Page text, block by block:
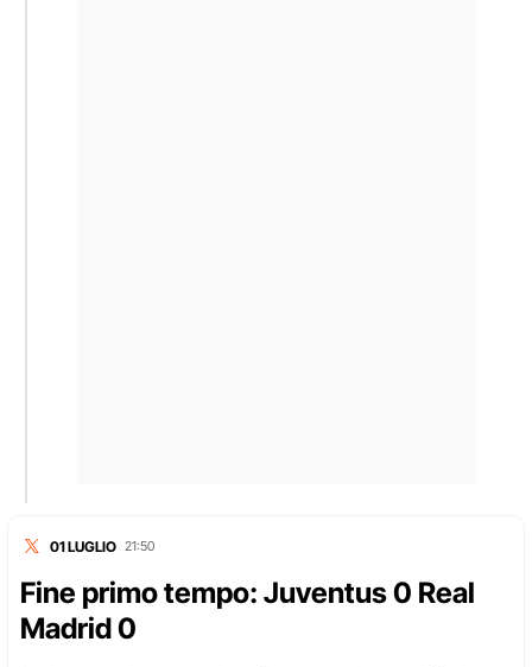
01 LUGLIO 21:50
Fine primo tempo: Juventus 0 Real
Madrid 0